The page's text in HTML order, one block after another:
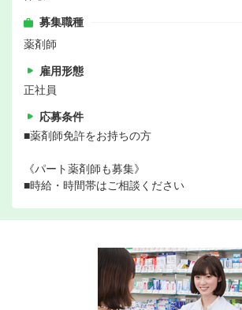
募集職種
薬剤師
雇用形態
正社員
応募条件
■薬剤師免許をお持ちの方
《パート薬剤師も募集》
■時給・時間帯はご相談ください